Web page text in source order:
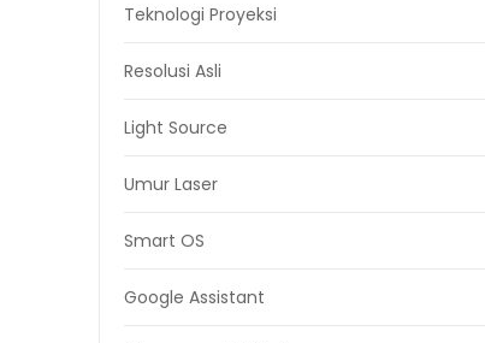
Teknologi Proyeksi
Resolusi Asli
Light Source
Umur Laser
Smart OS
Google Assistant